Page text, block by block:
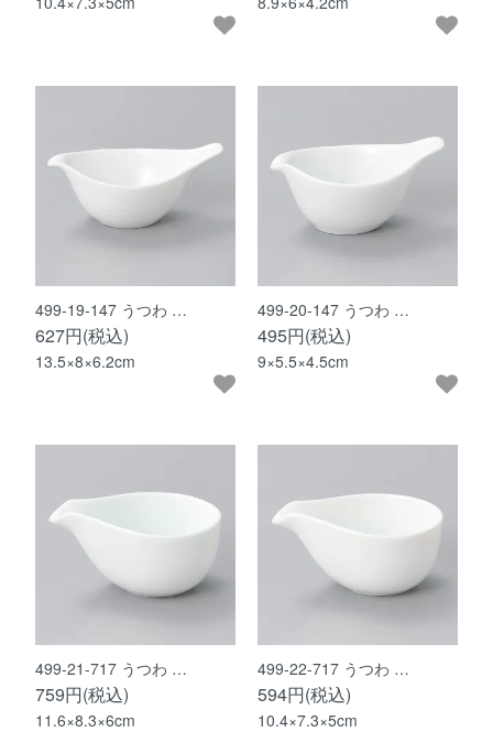
499-19-147 うつわ …
627円(税込)
13.5×8×6.2cm
499-20-147 うつわ …
495円(税込)
9×5.5×4.5cm
499-21-717 うつわ …
759円(税込)
11.6×8.3×6cm
499-22-717 うつわ …
594円(税込)
10.4×7.3×5cm